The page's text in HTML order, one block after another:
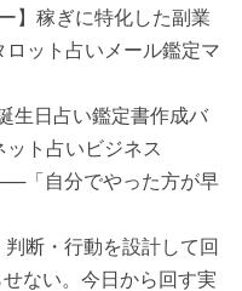
】稼ぎに特化した副業
ット占いメール鑑定マ
生日占い鑑定書作成バ
ト占いビジネス
「自分でやった方が早
断・行動を設計して回
ない。今日から回す実